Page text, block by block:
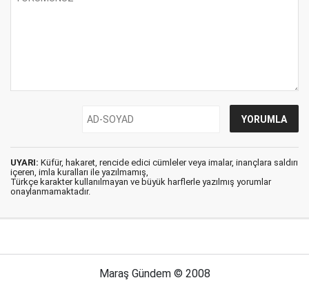
UYARI: Küfür, hakaret, rencide edici cümleler veya imalar, inançlara saldırı
içeren, imla kuralları ile yazılmamış,
Türkçe karakter kullanılmayan ve büyük harflerle yazılmış yorumlar
onaylanmamaktadır.
Maraş Gündem © 2008